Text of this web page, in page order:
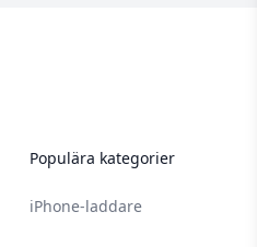
Populära kategorier
iPhone-laddare